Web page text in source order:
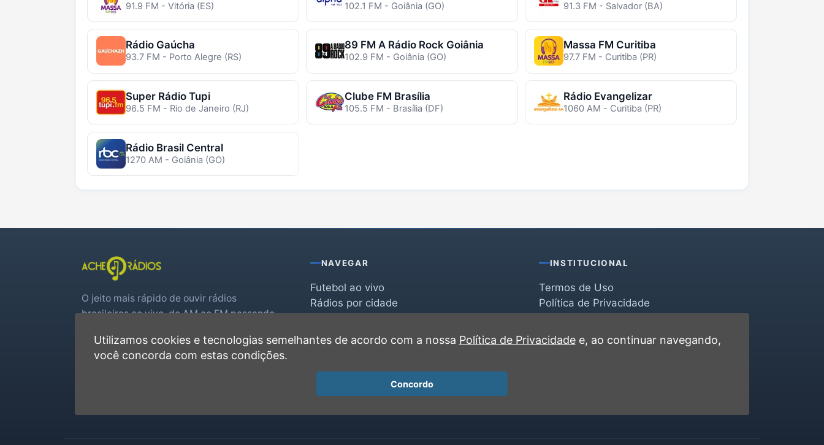
91.9 FM - Vitória (ES) 102.1 FM - Goiânia (GO) 91.3 FM - Salvador (BA)
Rádio Gaúcha
93.7 FM - Porto Alegre (RS)
89 FM A Rádio Rock Goiânia
102.9 FM - Goiânia (GO)
Massa FM Curitiba
97.7 FM - Curitiba (PR)
Super Rádio Tupi
96.5 FM - Rio de Janeiro (RJ)
Clube FM Brasília
105.5 FM - Brasília (DF)
Rádio Evangelizar
1060 AM - Curitiba (PR)
Rádio Brasil Central
1270 AM - Goiânia (GO)
O jeito mais rápido de ouvir rádios
brasileiras ao vivo, do AM ao FM passando
real.
NAVEGAR
Futebol ao vivo
Rádios por cidade
Favoritas
INSTITUCIONAL
Termos de Uso
Política de Privacidade
Contato
Utilizamos cookies e tecnologias semelhantes de acordo com a nossa Política de Privacidadee, ao continuar navegando,
você concorda com estas condições.
Concordo